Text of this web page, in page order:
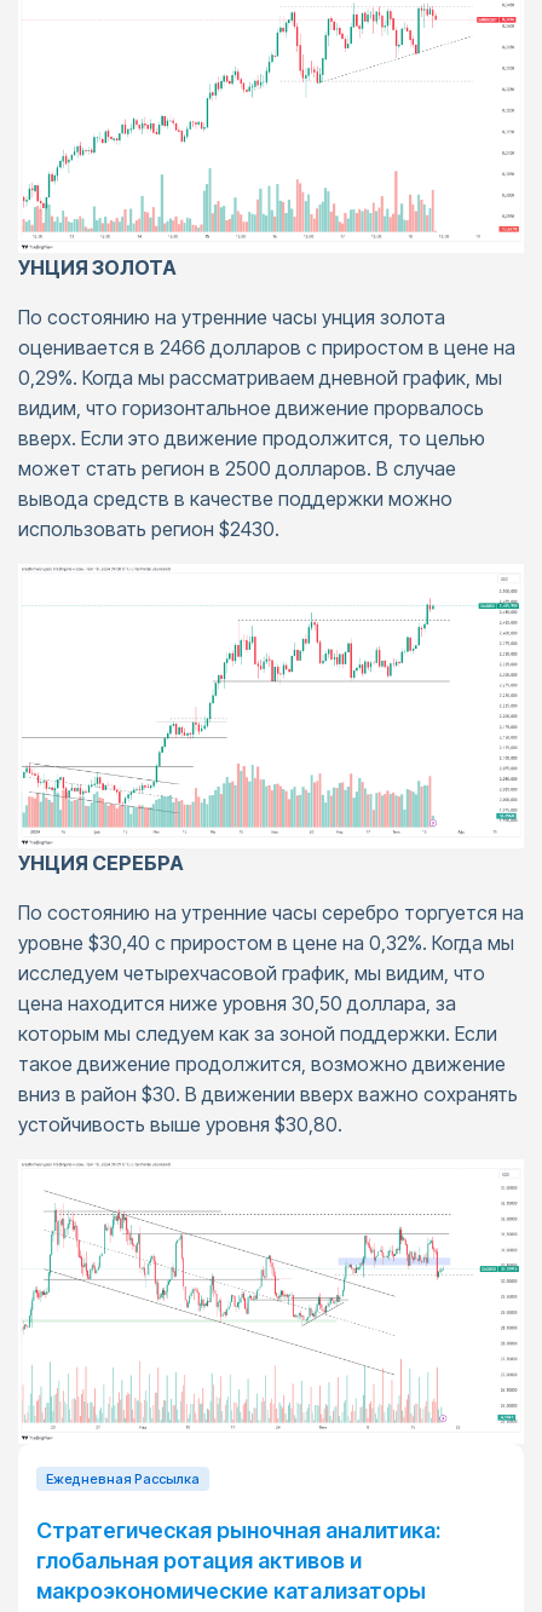
УНЦИЯ ЗОЛОТА
По состоянию на утренние часы унция золота
оценивается в 2466 долларов с приростом в цене на
0,29%. Когда мы рассматриваем дневной график, мы
видим, что горизонтальное движение прорвалось
вверх. Если это движение продолжится, то целью
может стать регион в 2500 долларов. В случае
вывода средств в качестве поддержки можно
использовать регион $2430.
УНЦИЯ СЕРЕБРА
По состоянию на утренние часы серебро торгуется на
уровне $30,40 с приростом в цене на 0,32%. Когда мы
исследуем четырехчасовой график, мы видим, что
цена находится ниже уровня 30,50 доллара, за
которым мы следуем как за зоной поддержки. Если
такое движение продолжится, возможно движение
вниз в район $30. В движении вверх важно сохранять
устойчивость выше уровня $30,80.
Ежедневная Pассылка
Стратегическая рыночная аналитика:
глобальная ротация активов и
макроэкономические катализаторы